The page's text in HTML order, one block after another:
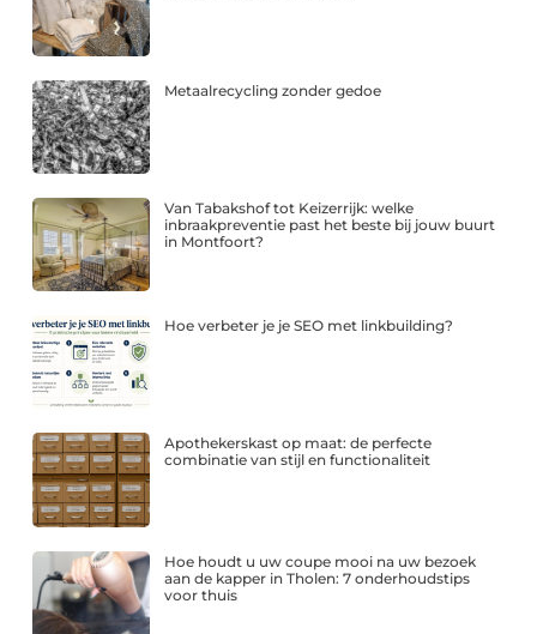
Metaalrecycling zonder gedoe
Van Tabakshof tot Keizerrijk: welke
inbraakpreventie past het beste bij jouw buurt
in Montfoort?
Hoe verbeter je je SEO met linkbuilding?
Apothekerskast op maat: de perfecte
combinatie van stijl en functionaliteit
Hoe houdt u uw coupe mooi na uw bezoek
aan de kapper in Tholen: 7 onderhoudstips
voor thuis